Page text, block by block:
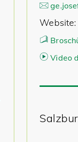
Website:
Video